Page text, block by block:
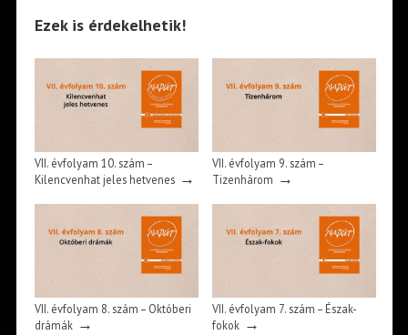
Ezek is érdekelhetik!
VII. évfolyam 10. szám –
Kilencvenhat jeles hetvenes→
VII. évfolyam 9. szám –
Tizenhárom →
VII. évfolyam 8. szám – Októberi
drámák→
VII. évfolyam 7. szám – Észak-
fokok→